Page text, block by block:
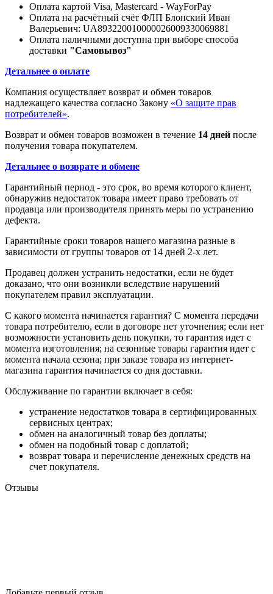
Оплата картой Visa, Mastercard - WayForPay
Оплата на расчётный счёт ФЛП Блонский Иван
Валерьевич: UA893220010000026009330069881
Оплата наличными доступна при выборе способа
доставки "Самовывоз"
Детальнее о оплате
Компания осуществляет возврат и обмен товаров
надлежащего качества согласно Закону «О защите прав
потребителей».
Возврат и обмен товаров возможен в течение 14 дней после
получения товара покупателем.
Детальнее о возврате и обмене
Гарантийный период - это срок, во время которого клиент,
обнаружив недостаток товара имеет право требовать от
продавца или производителя принять меры по устранению
дефекта.
Гарантийные сроки товаров нашего магазина разные в
зависимости от группы товаров от 14 дней 2-х лет.
Продавец должен устранить недостатки, если не будет
доказано, что они возникли вследствие нарушений
покупателем правил эксплуатации.
С какого момента начинается гарантия? С момента передачи
товара потребителю, если в договоре нет уточнения; если нет
возможности установить день покупки, то гарантия идет с
момента изготовления; на сезонные товары гарантия идет с
момента начала сезона; при заказе товара из интернет-
магазина гарантия начинается со дня доставки.
Обслуживание по гарантии включает в себя:
устранение недостатков товара в сертифицированных
сервисных центрах;
обмен на аналогичный товар без доплаты;
обмен на подобный товар с доплатой;
возврат товара и перечисление денежных средств на
счет покупателя.
Отзывы